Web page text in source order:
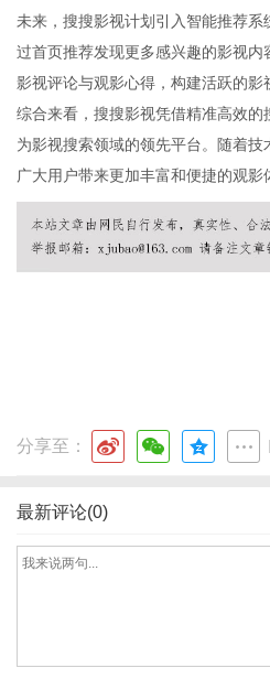
未来，搜搜影视计划引入智能推荐
过首页推荐发现更多感兴趣的影视
影视评论与观影心得，构建活跃的影
综合来看，搜搜影视凭借精准高效
为影视搜索领域的领先平台。随着
广大用户带来更加丰富和便捷的观影
分享至：
最新评论(0)